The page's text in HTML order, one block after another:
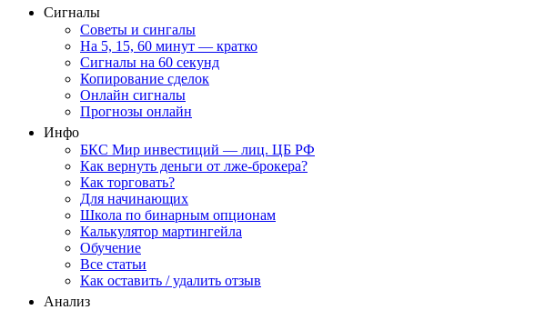
Сигналы
Советы и сингалы
На 5, 15, 60 минут — кратко
Сигналы на 60 секунд
Копирование сделок
Онлайн сигналы
Прогнозы онлайн
Инфо
БКС Мир инвестиций — лиц. ЦБ РФ
Как вернуть деньги от лже-брокера?
Как торговать?
Для начинающих
Школа по бинарным опционам
Калькулятор мартингейла
Обучение
Все статьи
Как оставить / удалить отзыв
Анализ